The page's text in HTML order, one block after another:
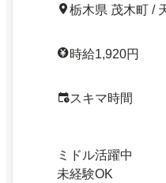
栃木県 茂木町 /
時給1,920円
スキマ時間
ミドル活躍中
未経験OK